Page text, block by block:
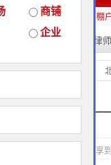
地补偿 违章拆迁补偿 棚
热门搜索: 拆迁律师
当前位置：
诉案例分享
律师 浏览次数： 次 分享
商铺
企业